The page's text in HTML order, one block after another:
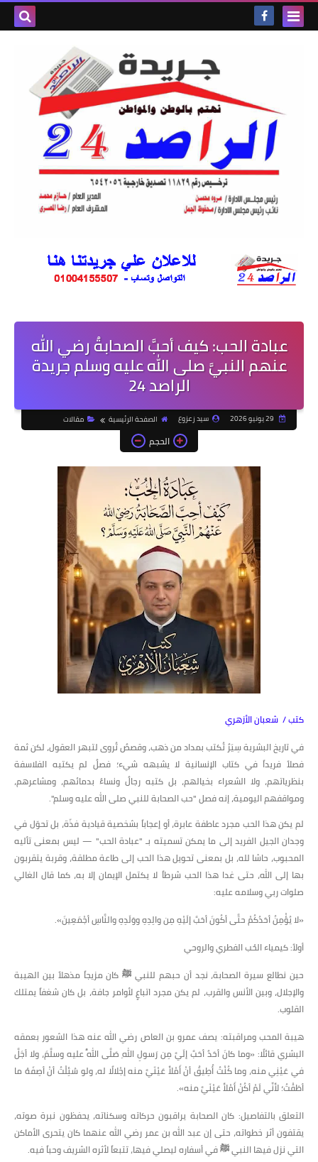
عبادة الحب: كيف أحبَّ الصحابةُ رضي الله
عنهم النبيَّ صلى الله عليه وسلم جريدة
الراصد 24
سيد زعزوع الصفحة الرئيسية مقالات
الحجم
كتب / شعبان الأزهري
​في تاريخ البشرية سِيَرٌ تُكتب بمداد من ذهب، وقصصٌ تُروى لتبهر العقول، لكن ثمة
فصلاً فريداً في كتاب الإنسانية لا يشبهه شيء؛ فصلٌ لم يكتبه الفلاسفة
بنظرياتهم، ولا الشعراء بخيالهم، بل كتبه رجالٌ ونساءٌ بدمائهم، ومشاعرهم،
ومواقفهم اليومية، إنه فصل "حب الصحابة للنبي صلى الله عليه وسلم".
​لم يكن هذا الحب مجرد عاطفة عابرة، أو إعجاباً بشخصية قيادية فذّة، بل تحوّل في
وجدان الجيل الفريد إلى ما يمكن تسميته بـ "عبادة الحب" — ليس بمعنى تأليه
المحبوب، حاشا لله، بل بمعنى تحويل هذا الحب إلى طاعة مطلقة، وقربة يتقربون
بها إلى الله، حتى غدا هذا الحب شرطاً لا يكتمل الإيمان إلا به، كما قال الغالي
صلوات ربي وسلامه عليه:
​«لا يُؤْمِنُ أحَدُكُمْ حتَّى أكُونَ أحَبَّ إلَيْهِ مِن والِدِهِ ووَلَدِهِ والنَّاسِ أجْمَعِينَ».
​أولاً: كيمياء الحُب الفطري والروحي
​حين نطالع سيرة الصحابة، نجد أن حبهم للنبي ﷺ كان مزيجاً مذهلاً بين الهيبة
والإجلال، وبين الأنس والقرب، لم يكن مجرد اتباعٍ لأوامر جافة، بل كان شغفاً يمتلك
القلوب.
​هيبة المحب ومراقبته: يصف عمرو بن العاص رضي الله عنه هذا الشعور بعمقه
البشري قائلًا: «وما كانَ أحَدٌ أحَبَّ إلَيَّ مِن رَسولِ اللهِ صَلَّى اللَّهُ عليه وسلَّمَ، ولا أجَلَّ
في عَيْنِي منه، وما كُنْتُ أُطِيقُ أنْ أَمْلأَ عَيْنَيَّ منه إجْلالًا له، ولو سُئِلْتُ أنْ أصِفَهُ ما
أطَقْتُ؛ لأَنِّي لَمْ أكُنْ أَمْلأَ عَيْنَيَّ منه».
​التعلق بالتفاصيل: كان الصحابة يراقبون حركاته وسكناته، يحفظون نبرة صوته،
يقتفون أثر خطواته، حتى إن عبد الله بن عمر رضي الله عنهما كان يتحرى الأماكن
التي نزل فيها النبي ﷺ في أسفاره ليصلي فيها، تتبعاً لأثره الشريف وحباً فيه.